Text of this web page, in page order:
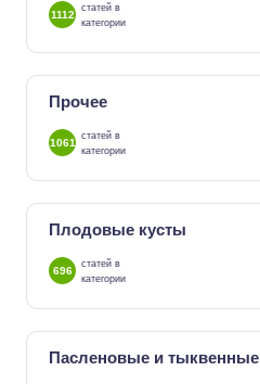
1112
статей в
категории
Прочее
1061
статей в
категории
Плодовые кусты
696
статей в
категории
Пасленовые и тыквенные